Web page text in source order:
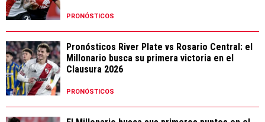
PRONÓSTICOS
Pronósticos River Plate vs Rosario Central: el
Millonario busca su primera victoria en el
Clausura 2026
PRONÓSTICOS